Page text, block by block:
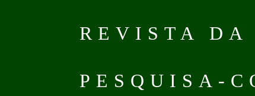
REVISTA DA
PESQUISA-